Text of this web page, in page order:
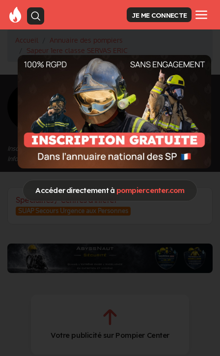
Accéder directement à pompiercenter.com
JE ME CONNECTE
Accueil
Annuaire des pompiers
Sapeur 1ere classe SERVAS ERIC
<Retour à la liste des pompiers
SERVAS ERIC
Grade : Sapeur 1ere classe
Inscrit depuis le 23/12/2020 à 08:23
Informations mises à jour le 23/12/2020 à 08:28
Spécialités / Centres d'intérêt
SUAP Secours Urgence aux Personnes
Votre publicité sur Pompier Center